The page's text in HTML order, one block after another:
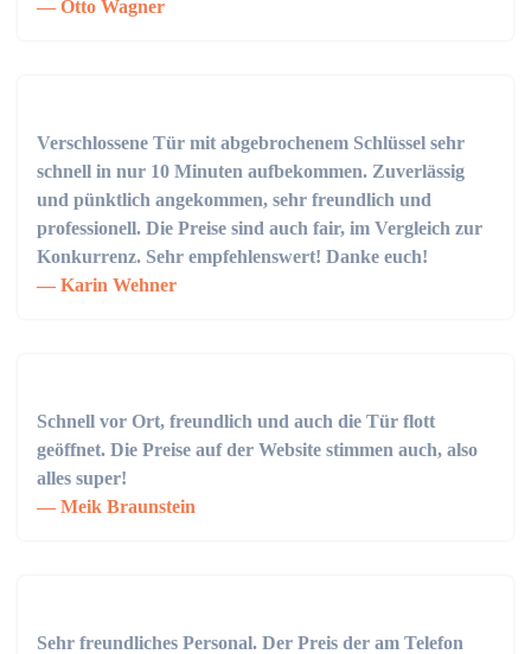
Otto Wagner
Verschlossene Tür mit abgebrochenem Schlüssel sehr
schnell in nur 10 Minuten aufbekommen. Zuverlässig
und pünktlich angekommen, sehr freundlich und
professionell. Die Preise sind auch fair, im Vergleich zur
Konkurrenz. Sehr empfehlenswert! Danke euch!
Karin Wehner
Schnell vor Ort, freundlich und auch die Tür flott
geöffnet. Die Preise auf der Website stimmen auch, also
alles super!
Meik Braunstein
Sehr freundliches Personal. Der Preis der am Telefon